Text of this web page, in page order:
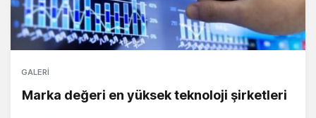
GALERI
Marka değeri en yüksek teknoloji şirketleri